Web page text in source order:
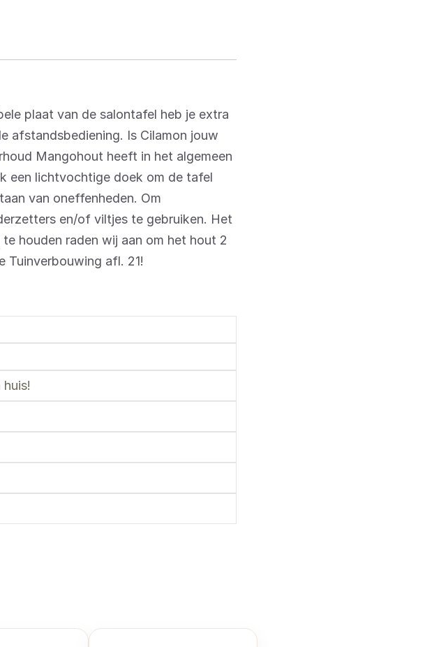
plaat van de salontafel heb je extra
afstandsbediening. Is Cilamon jouw
Mangohout heeft in het algemeen
een lichtvochtige doek om de tafel
van oneffenheden. Om
en/of viltjes te gebruiken. Het
houden raden wij aan om het hout 2
Tuinverbouwing afl. 21!